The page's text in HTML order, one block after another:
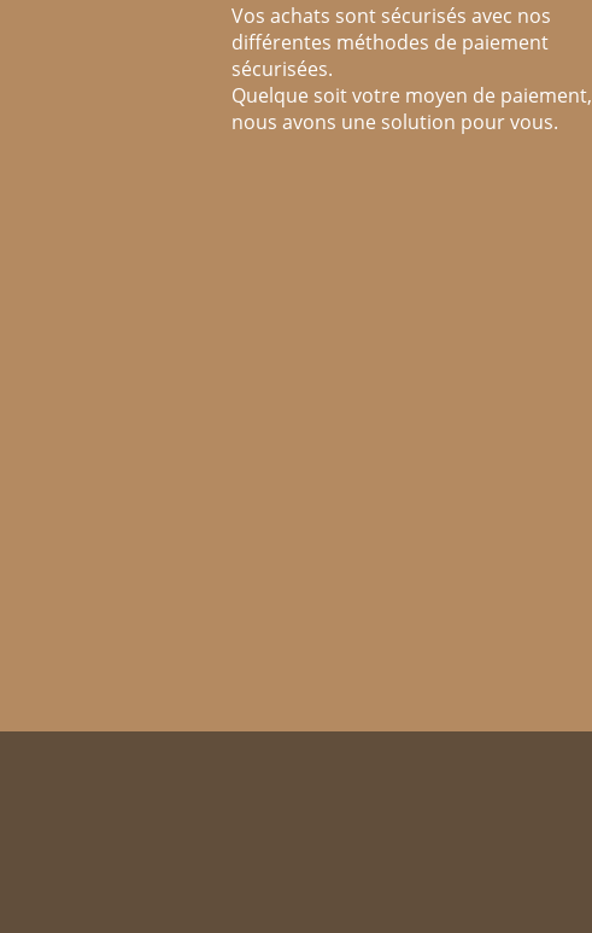
Vos achats sont sécurisés avec nos
différentes méthodes de paiement
sécurisées.
Quelque soit votre moyen de paiement,
nous avons une solution pour vous.